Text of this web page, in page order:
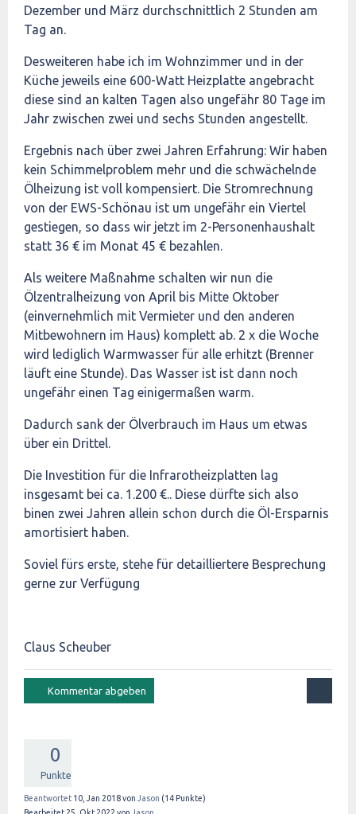
Dezember und März durchschnittlich 2 Stunden am
Tag an.
Desweiteren habe ich im Wohnzimmer und in der
Küche jeweils eine 600-Watt Heizplatte angebracht
diese sind an kalten Tagen also ungefähr 80 Tage im
Jahr zwischen zwei und sechs Stunden angestellt.
Ergebnis nach über zwei Jahren Erfahrung: Wir haben
kein Schimmelproblem mehr und die schwächelnde
Ölheizung ist voll kompensiert. Die Stromrechnung
von der EWS-Schönau ist um ungefähr ein Viertel
gestiegen, so dass wir jetzt im 2-Personenhaushalt
statt 36 € im Monat 45 € bezahlen.
Als weitere Maßnahme schalten wir nun die
Ölzentralheizung von April bis Mitte Oktober
(einvernehmlich mit Vermieter und den anderen
Mitbewohnern im Haus) komplett ab. 2 x die Woche
wird lediglich Warmwasser für alle erhitzt (Brenner
läuft eine Stunde). Das Wasser ist ist dann noch
ungefähr einen Tag einigermaßen warm.
Dadurch sank der Ölverbrauch im Haus um etwas
über ein Drittel.
Die Investition für die Infrarotheizplatten lag
insgesamt bei ca. 1.200 €.. Diese dürfte sich also
binen zwei Jahren allein schon durch die Öl-Ersparnis
amortisiert haben.
Soviel fürs erste, stehe für detailliertere Besprechung
gerne zur Verfügung
Claus Scheuber
0
Punkte
Beantwortet 10, Jan 2018von Jason (14 Punkte)